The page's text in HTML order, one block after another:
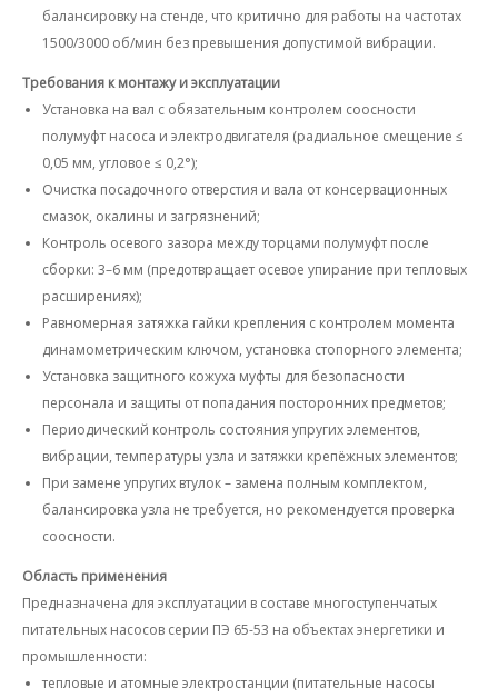
балансировку на стенде, что критично для работы на частотах
1500/3000 об/мин без превышения допустимой вибрации.
Требования к монтажу и эксплуатации
Установка на вал с обязательным контролем соосности
полумуфт насоса и электродвигателя (радиальное смещение ≤
0,05 мм, угловое ≤ 0,2°);
Очистка посадочного отверстия и вала от консервационных
смазок, окалины и загрязнений;
Контроль осевого зазора между торцами полумуфт после
сборки: 3–6 мм (предотвращает осевое упирание при тепловых
расширениях);
Равномерная затяжка гайки крепления с контролем момента
динамометрическим ключом, установка стопорного элемента;
Установка защитного кожуха муфты для безопасности
персонала и защиты от попадания посторонних предметов;
Периодический контроль состояния упругих элементов,
вибрации, температуры узла и затяжки крепёжных элементов;
При замене упругих втулок – замена полным комплектом,
балансировка узла не требуется, но рекомендуется проверка
соосности.
Область применения
Предназначена для эксплуатации в составе многоступенчатых
питательных насосов серии ПЭ 65-53 на объектах энергетики и
промышленности:
тепловые и атомные электростанции (питательные насосы